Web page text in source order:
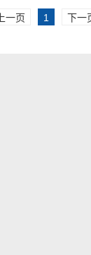
上一页 1 下一